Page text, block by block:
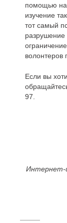
помощью
изучение
тот самый
разрушение
волонтеров
Если вы
97.
Интернет-